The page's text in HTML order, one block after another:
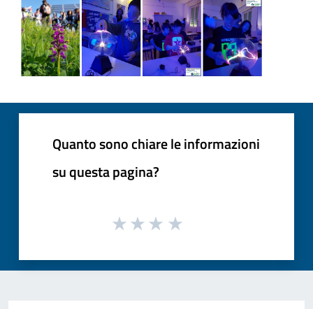
Quanto sono chiare le informazioni
su questa pagina?